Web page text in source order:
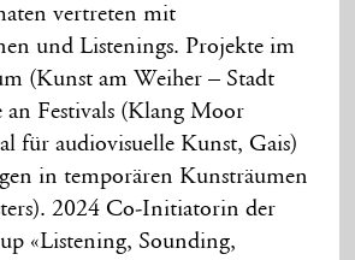
vertreten mit
und Listenings. Projekte im
(Kunst am Weiher – Stadt
Festivals (Klang Moor
für audiovisuelle Kunst, Gais)
in temporären Kunsträumen
2024 Co-Initiatorin der
«Listening, Sounding,